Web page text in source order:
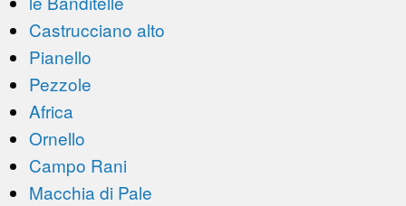
Castrucciano alto
Pianello
Pezzole
Africa
Ornello
Campo Rani
Macchia di Pale